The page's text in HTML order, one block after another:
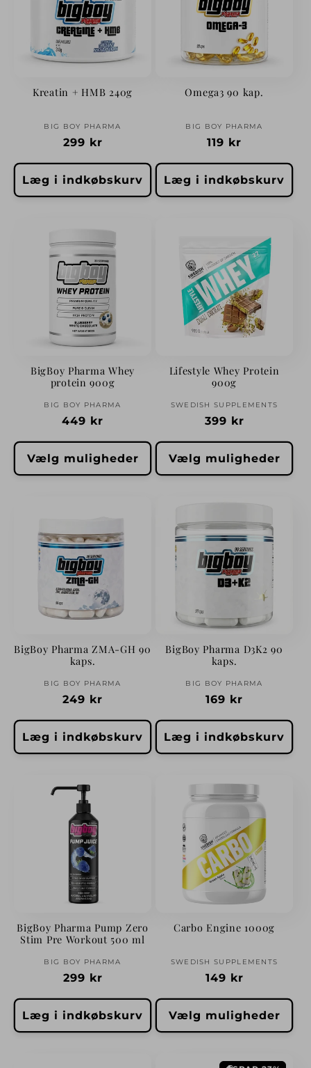
Kreatin + HMB 240g
Forhandler:
BIG BOY PHARMA
Normalpris
299 kr
Læg i indkøbskurv
Omega3 90 kap.
Forhandler:
BIG BOY PHARMA
Normalpris
119 kr
Læg i indkøbskurv
BigBoy Pharma Whey
protein 900g
Forhandler:
BIG BOY PHARMA
Normalpris
449 kr
Vælg muligheder
Lifestyle Whey Protein
900g
Forhandler:
SWEDISH SUPPLEMENTS
Normalpris
399 kr
Vælg muligheder
BigBoy Pharma ZMA-GH 90
kaps.
Forhandler:
BIG BOY PHARMA
Normalpris
249 kr
Læg i indkøbskurv
BigBoy Pharma D3K2 90
kaps.
Forhandler:
BIG BOY PHARMA
Normalpris
169 kr
Læg i indkøbskurv
BigBoy Pharma Pump Zero
Stim Pre Workout 500 ml
Forhandler:
BIG BOY PHARMA
Normalpris
299 kr
Læg i indkøbskurv
Carbo Engine 1000g
Forhandler:
SWEDISH SUPPLEMENTS
Normalpris
149 kr
Vælg muligheder